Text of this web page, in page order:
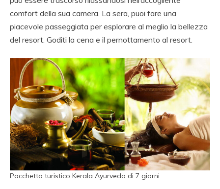
comfort della sua camera. La sera, puoi fare una
piacevole passeggiata per esplorare al meglio la bellezza
del resort. Goditi la cena e il pernottamento al resort.
Pacchetto turistico Kerala Ayurveda di 7 giorni